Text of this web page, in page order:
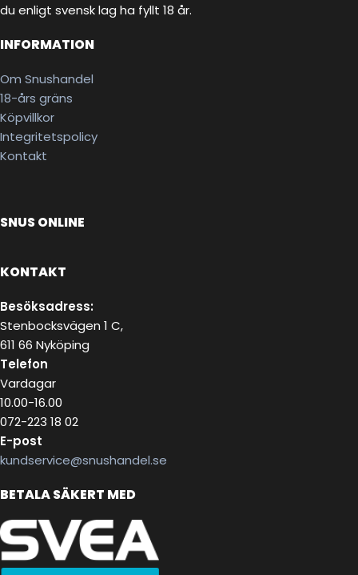
du enligt svensk lag ha fyllt 18 år.
INFORMATION
Om Snushandel
18-års gräns
Köpvillkor
Integritetspolicy
Kontakt
SNUS ONLINE
KONTAKT
Besöksadress:
Stenbocksvägen 1 C,
611 66 Nyköping
Telefon
Vardagar
10.00-16.00
072-223 18 02
E-post
kundservice@snushandel.se
BETALA SÄKERT MED